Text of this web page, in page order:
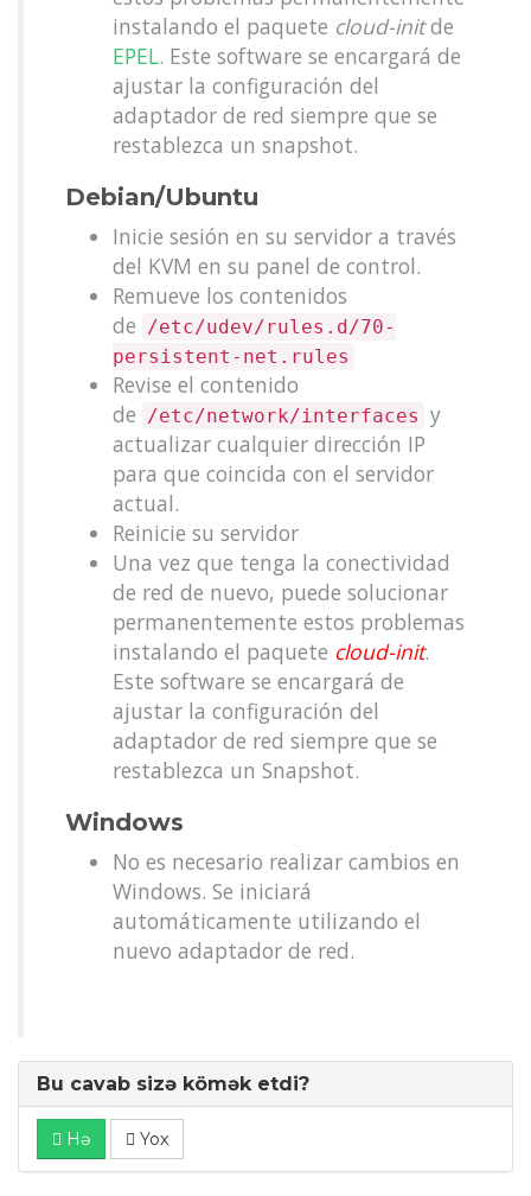
instalando el paquete cloud-initde
EPEL. Este software se encargará de
ajustar la configuración del
adaptador de red siempre que se
restablezca un snapshot.
Debian/Ubuntu
Inicie sesión en su servidor a través
del KVM en su panel de control.
Remueve los contenidos
de /etc/udev/rules.d/70-
persistent-net.rules
Revise el contenido
de /etc/network/interfaces y
actualizar cualquier dirección IP
para que coincida con el servidor
actual.
Reinicie su servidor
Una vez que tenga la conectividad
de red de nuevo, puede solucionar
permanentemente estos problemas
instalando el paquete cloud-init.
Este software se encargará de
ajustar la configuración del
adaptador de red siempre que se
restablezca un Snapshot.
Windows
No es necesario realizar cambios en
Windows. Se iniciará
automáticamente utilizando el
nuevo adaptador de red.
Bu cavab sizə kömək etdi?
Hə Yox